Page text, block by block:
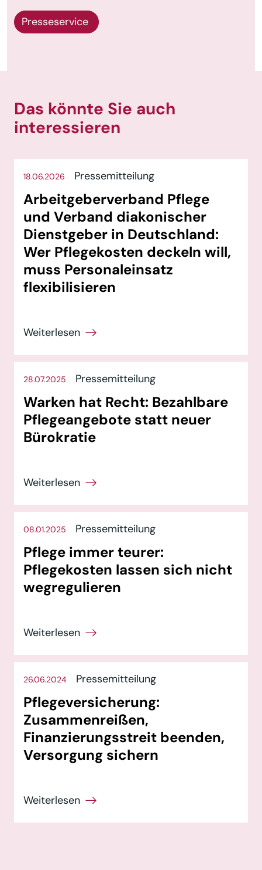
Presseservice
Das könnte Sie auch
interessieren
18.06.2026 Pressemitteilung
Arbeitgeberverband Pflege
und Verband diakonischer
Dienstgeber in Deutschland:
Wer Pflegekosten deckeln will,
muss Personaleinsatz
flexibilisieren
28.07.2025 Pressemitteilung
Warken hat Recht: Bezahlbare
Pflegeangebote statt neuer
Bürokratie
08.01.2025 Pressemitteilung
Pflege immer teurer:
Pflegekosten lassen sich nicht
wegregulieren
26.06.2024 Pressemitteilung
Pflegeversicherung:
Zusammenreißen,
Finanzierungsstreit beenden,
Versorgung sichern